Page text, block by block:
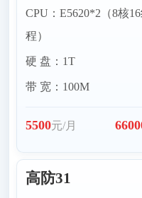
CPU：E5620*2（8核
程）
硬 盘：1T
带 宽：100M
5500元/月
高防31